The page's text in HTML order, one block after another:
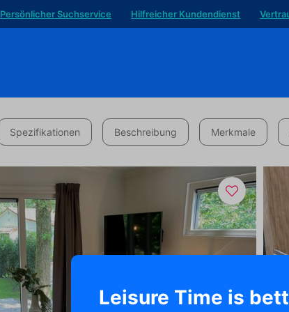
Persönlicher Suchservice Hilfreicher Kundendienst
Spezifikationen Beschreibung Merkmale
Leisure Time is